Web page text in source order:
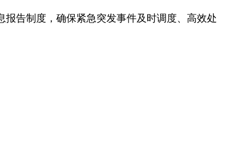
告制度，确保紧急突发事件及时调度、高效处